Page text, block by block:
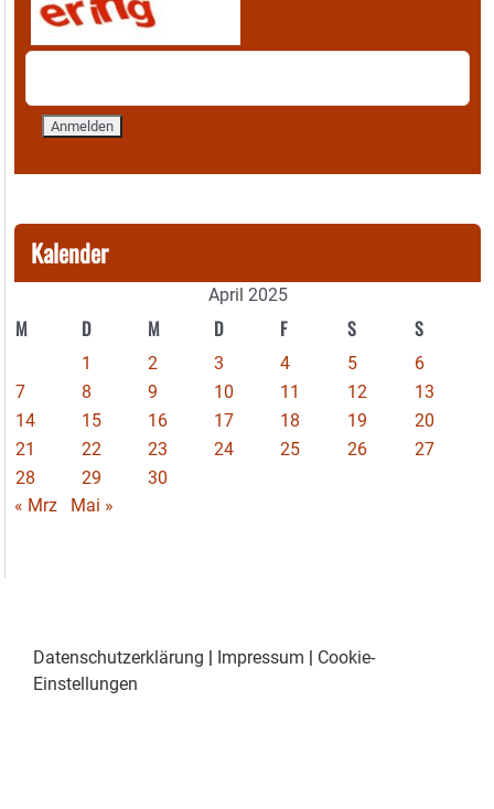
Kalender
April 2025
M D M D F S S
1 2 3 4 5
6
7
8 9 10 11 12
13
14
15 16 17 18 19
20
21
22 23 24 25 26
27
28
29
30
« Mrz
Mai »
Datenschutzerklärung | Impressum | Cookie-
Einstellungen